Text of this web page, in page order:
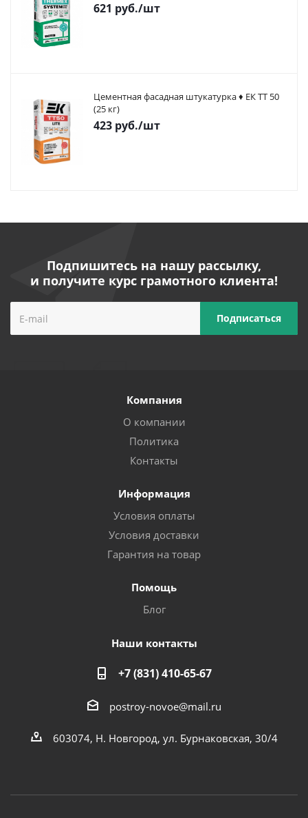
621 руб./шт
Цементная фасадная штукатурка ♦ ЕК ТТ 50
(25 кг)
423 руб./шт
Подпишитесь на нашу рассылку,
и получите курс грамотного клиента!
Компания
О компании
Политика
Контакты
Информация
Условия оплаты
Условия доставки
Гарантия на товар
Помощь
Блог
Наши контакты
+7 (831) 410-65-67
postroy-novoe@mail.ru
603074, Н. Новгород, ул. Бурнаковская, 30/4